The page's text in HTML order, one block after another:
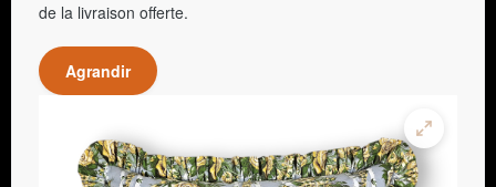
de la livraison offerte.
Agrandir